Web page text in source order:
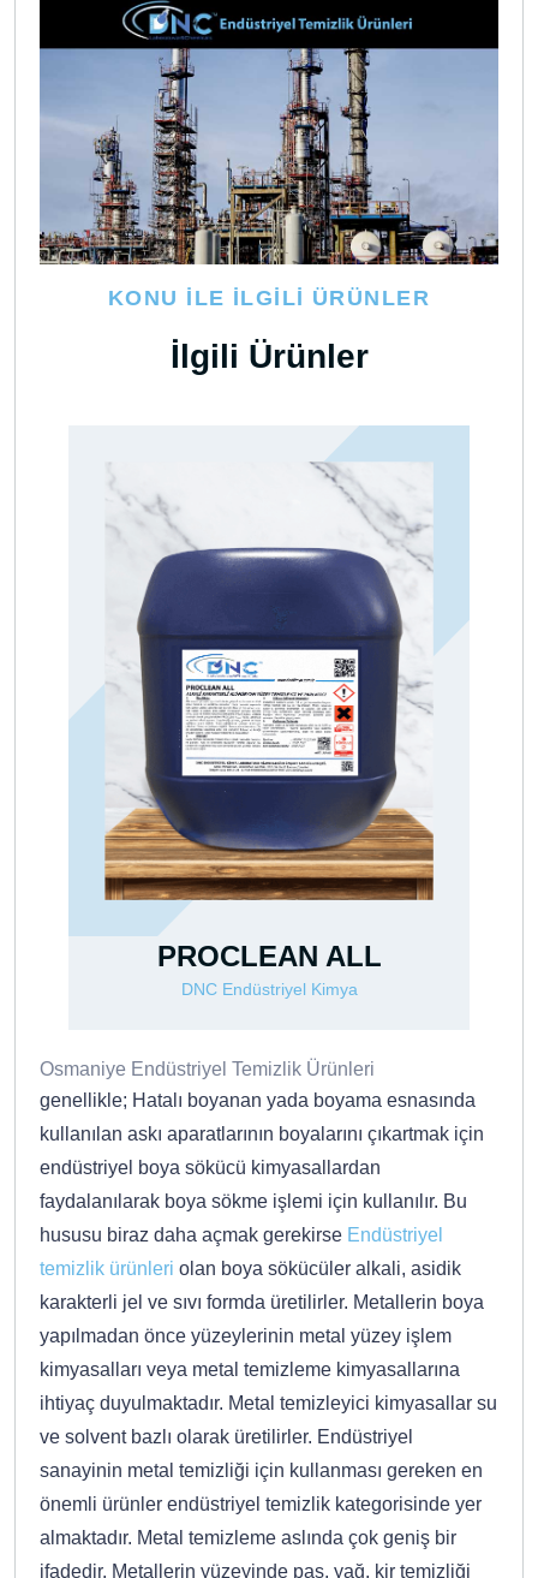
KONU İLE İLGILI ÜRÜNLER
İlgili Ürünler
DNCOL PAINT 220
DNC Endüstriyel Kimya
Osmaniye Endüstriyel Temizlik Ürünleri
genellikle; Hatalı boyanan yada boyama esnasında
kullanılan askı aparatlarının boyalarını çıkartmak için
endüstriyel boya sökücü kimyasallardan
faydalanılarak boya sökme işlemi için kullanılır. Bu
hususu biraz daha açmak gerekirse Endüstriyel
temizlik ürünleri olan boya sökücüler alkali, asidik
karakterli jel ve sıvı formda üretilirler. Metallerin boya
yapılmadan önce yüzeylerinin metal yüzey işlem
kimyasalları veya metal temizleme kimyasallarına
ihtiyaç duyulmaktadır. Metal temizleyici kimyasallar su
ve solvent bazlı olarak üretilirler. Endüstriyel
sanayinin metal temizliği için kullanması gereken en
önemli ürünler endüstriyel temizlik kategorisinde yer
almaktadır. Metal temizleme aslında çok geniş bir
ifadedir. Metallerin yüzeyinde pas, yağ, kir temizliği